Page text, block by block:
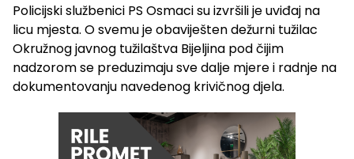
Policijski službenici PS Osmaci su izvršili je uviđaj na
licu mjesta. O svemu je obaviješten dežurni tužilac
Okružnog javnog tužilaštva Bijeljina pod čijim
nadzorom se preduzimaju sve dalje mjere i radnje na
dokumentovanju navedenog krivičnog djela.